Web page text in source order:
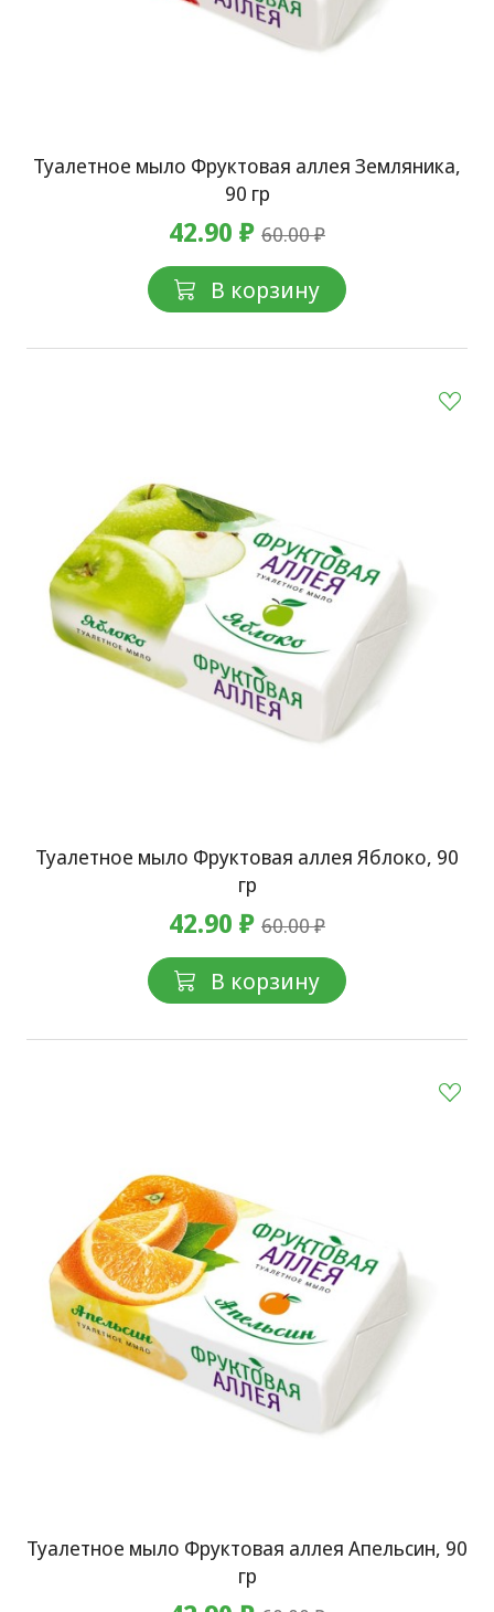
Туалетное мыло Фруктовая аллея Земляника,
90 гр
42.90 ₽ 60.00 ₽
В корзину
Туалетное мыло Фруктовая аллея Яблоко, 90
гр
42.90 ₽ 60.00 ₽
В корзину
Туалетное мыло Фруктовая аллея Апельсин, 90
гр